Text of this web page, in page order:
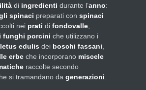
di ingredienti durante l’anno:
spinaci preparati con spinaci
nei prati di fondovalle
funghi porcini che utilizzano i
edulis dei boschi fassani
erbe che incorporano miscele
raccolte secondo
si tramandano da generazioni